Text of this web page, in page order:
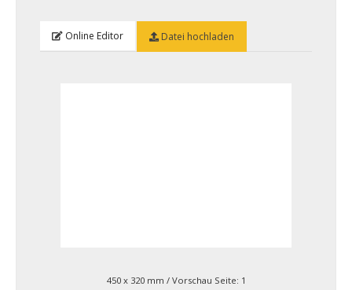
Online Editor Datei hochladen
450 x 320 mm / Vorschau Seite: 1